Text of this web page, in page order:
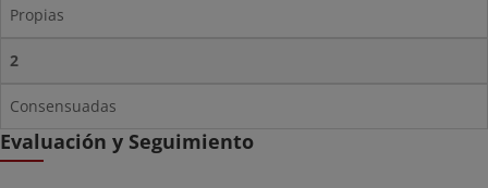
Propias
2
Consensuadas
Evaluación y Seguimiento